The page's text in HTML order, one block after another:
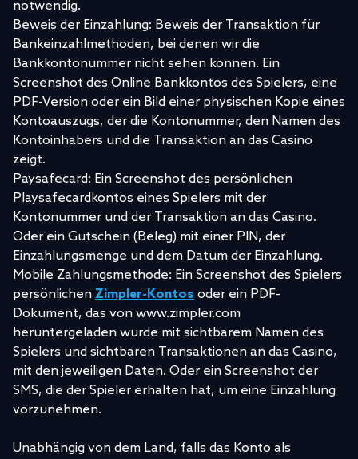
notwendig.
Beweis der Einzahlung: Beweis der Transaktion für
Bankeinzahlmethoden, bei denen wir die
Bankkontonummer nicht sehen können. Ein
Screenshot des Online Bankkontos des Spielers, eine
PDF-Version oder ein Bild einer physischen Kopie eines
Kontoauszugs, der die Kontonummer, den Namen des
Kontoinhabers und die Transaktion an das Casino
zeigt.
Paysafecard: Ein Screenshot des persönlichen
Playsafecardkontos eines Spielers mit der
Kontonummer und der Transaktion an das Casino.
Oder ein Gutschein (Beleg) mit einer PIN, der
Einzahlungsmenge und dem Datum der Einzahlung.
Mobile Zahlungsmethode: Ein Screenshot des Spielers
persönlichen Zimpler-Kontos oder ein PDF-
Dokument, das von www.zimpler.com
heruntergeladen wurde mit sichtbarem Namen des
Spielers und sichtbaren Transaktionen an das Casino,
mit den jeweiligen Daten. Oder ein Screenshot der
SMS, die der Spieler erhalten hat, um eine Einzahlung
vorzunehmen.
Unabhängig von dem Land, falls das Konto als